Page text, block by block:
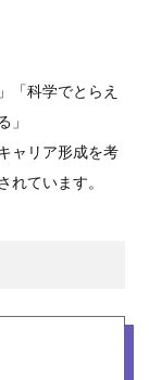
「科学でとらえ
」
ャリア形成を考
れています。